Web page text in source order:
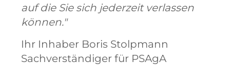
auf die Sie sich jederzeit verlassen
können."
Ihr Inhaber Boris Stolpmann
Sachverständiger für PSAgA